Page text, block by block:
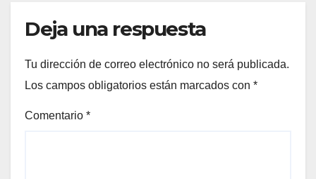
Deja una respuesta
Tu dirección de correo electrónico no será publicada.
Los campos obligatorios están marcados con *
Comentario *